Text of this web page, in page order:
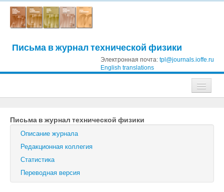
Письма в журнал технической физики
Электронная почта: tpl@journals.ioffe.ru
English translations
Журнал технической физики
Письма в Журнал технической физики
Физика твердого тела
Физика и техника полупроводников
Письма в журнал технической физики
Описание журнала
Редакционная коллегия
Статистика
Переводная версия